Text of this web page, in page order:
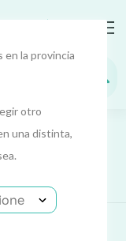
la provincia
otro
una distinta,
4
(Azpilicueta)